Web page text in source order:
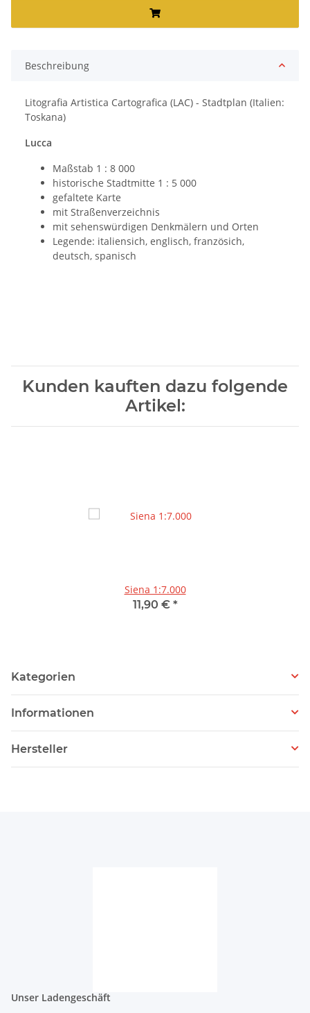
Beschreibung
Litografia Artistica Cartografica (LAC) - Stadtplan (Italien:
Toskana)
Lucca
Maßstab 1 : 8 000
historische Stadtmitte 1 : 5 000
gefaltete Karte
mit Straßenverzeichnis
mit sehenswürdigen Denkmälern und Orten
Legende: italiensich, englisch, französich,
deutsch, spanisch
Kunden kauften dazu folgende
Artikel:
Siena 1:7.000
11,90 € *
Kategorien
Informationen
Hersteller
Unser Ladengeschäft